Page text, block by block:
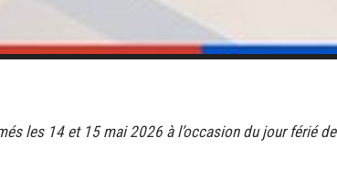
les 14 et 15 mai 2026 à l’occasion du jour férié de